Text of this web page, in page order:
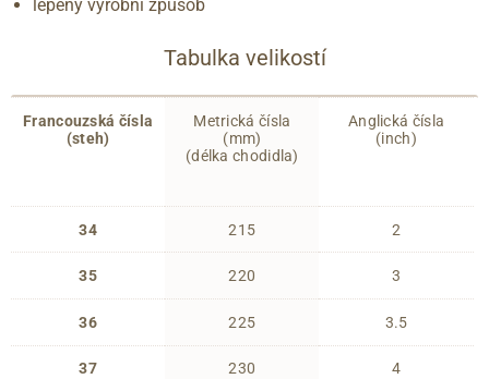
lepený výrobní způsob
Tabulka velikostí
Francouzská čísla
(steh)
34
35
36
37
Metrická čísla
(mm)
(délka chodidla)
215
220
225
230
Anglická čísla
(inch)
2
3
3.5
4